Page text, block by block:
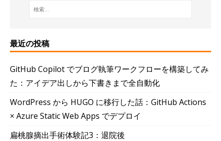
最近の投稿
GitHub Copilot でブログ執筆ワークフローを構築してみ
た：アイデア出しから下書きまで全自動化
WordPress から HUGO に移行した話：GitHub Actions
× Azure Static Web Apps でデプロイ
扁桃腺摘出手術体験記3：退院後